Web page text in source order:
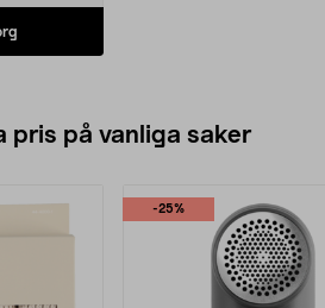
pris på vanliga saker
-25%